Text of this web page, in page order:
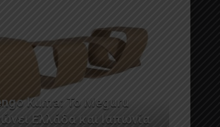
Kuma: Το Meguru
Ελλάδα και Ιαπωνία